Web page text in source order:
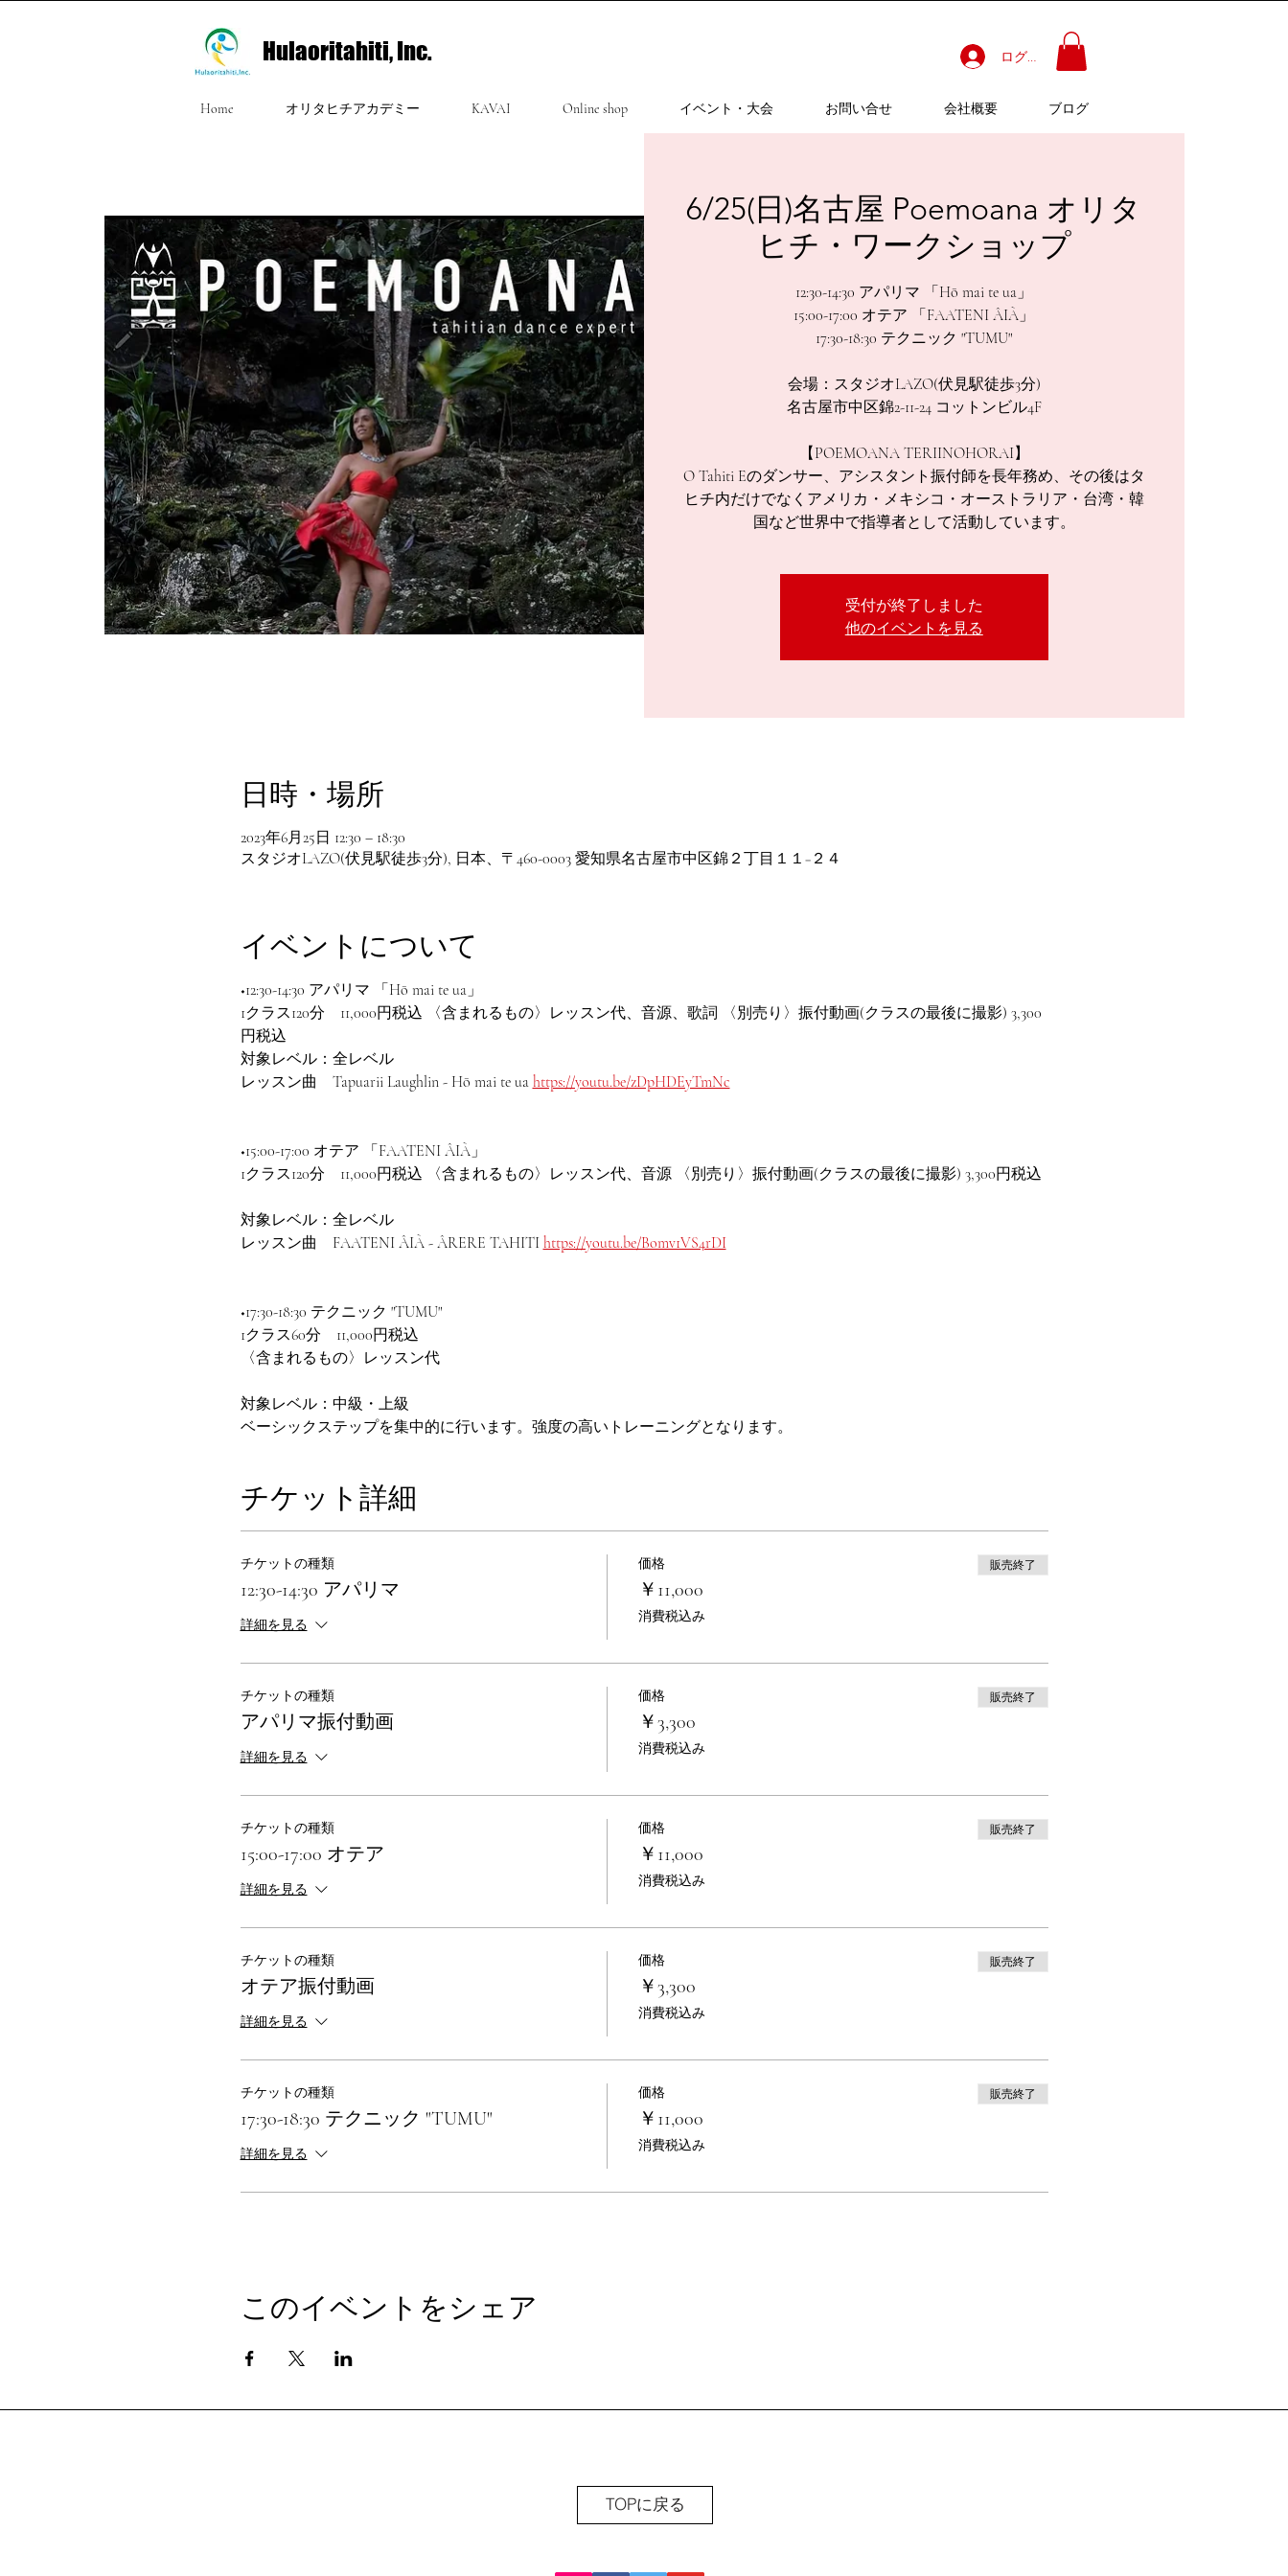
Hulaoritahiti, Inc. ログイン
Home オリタヒチアカデミー KAVAI Online shop イベント・大会 お問い合せ 会社概要 ブログ
6/25(日)名古屋 Poemoana オリタ
ヒチ・ワークショップ
12:30-14:30 アパリマ 「Hō mai te ua」
15:00-17:00 オテア 「FAATENI ÂIÀ」
17:30-18:30 テクニック "TUMU"
会場：スタジオLAZO(伏見駅徒歩3分)
名古屋市中区錦2-11-24 コットンビル4F
【POEMOANA TERIINOHORAI】
O Tahiti Eのダンサー、アシスタント振付師を長年務め、その後はタ
ヒチ内だけでなくアメリカ・メキシコ・オーストラリア・台湾・韓
国など世界中で指導者として活動しています。
受付が終了しました
他のイベントを見る
日時・場所
2023年6月25日 12:30 – 18:30
スタジオLAZO(伏見駅徒歩3分), 日本、〒460-0003 愛知県名古屋市中区錦２丁目１１−２４
イベントについて
◆12:30-14:30 アパリマ 「Hō mai te ua」
1クラス120分　11,000円税込 〈含まれるもの〉レッスン代、音源、歌詞 〈別売り〉振付動画(クラスの最後に撮影) 3,300
円税込
対象レベル：全レベル
レッスン曲　Tapuarii Laughlin - Hō mai te ua https://youtu.be/zDpHDEyTmNc
◆15:00-17:00 オテア 「FAATENI ÂIÀ」
1クラス120分　11,000円税込 〈含まれるもの〉レッスン代、音源 〈別売り〉振付動画(クラスの最後に撮影) 3,300円税込
​対象レベル：全レベル​
レッスン曲　FAATENI ÂIÀ - ÂRERE TAHITI https://youtu.be/Bomv1VS4rDI
◆17:30-18:30 テクニック "TUMU"
1クラス60分　11,000円税込
〈含まれるもの〉レッスン代
対象レベル：中級・上級
ベーシックステップを集中的に行います。強度の高いトレーニングとなります。
チケット詳細
チケットの種類
12:30-14:30 アパリマ
詳細を見る
価格
￥11,000
消費税込み
販売終了
チケットの種類
アパリマ振付動画
詳細を見る
価格
￥3,300
消費税込み
販売終了
チケットの種類
15:00-17:00 オテア
詳細を見る
価格
￥11,000
消費税込み
販売終了
チケットの種類
オテア振付動画
詳細を見る
価格
￥3,300
消費税込み
販売終了
チケットの種類
17:30-18:30 テクニック "TUMU"
詳細を見る
価格
￥11,000
消費税込み
販売終了
このイベントをシェア
TOPに戻る